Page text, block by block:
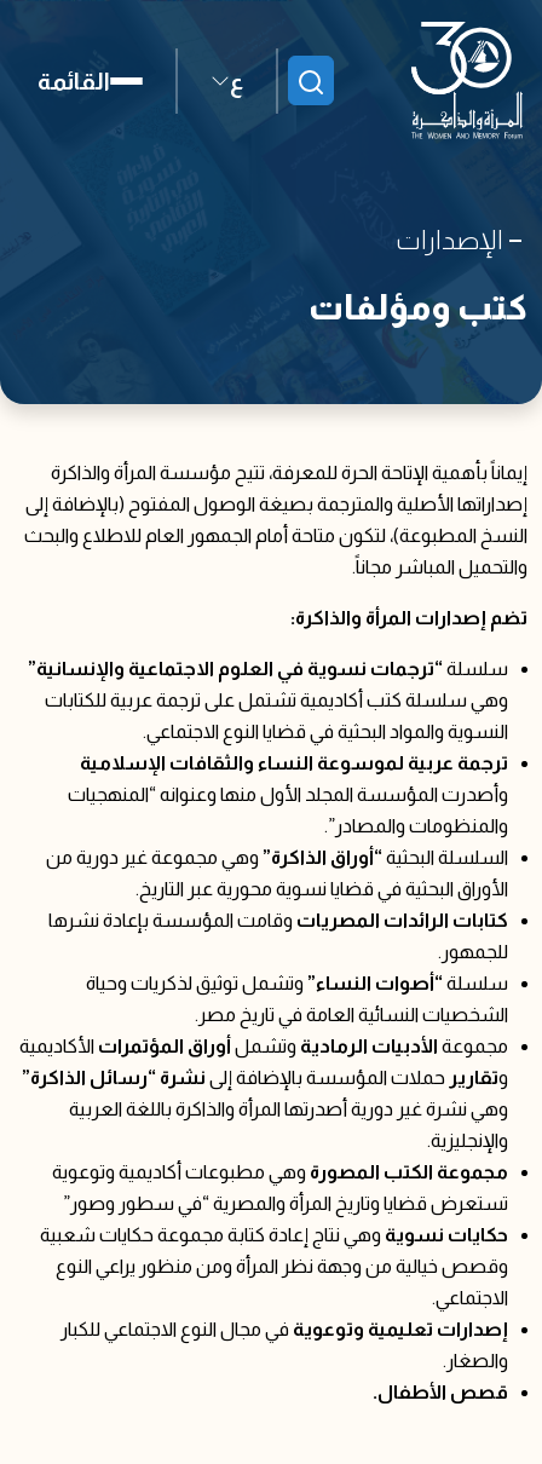
ع القائمة
الإصدارات
كتب ومؤلفات
إيماناً بأهمية الإتاحة الحرة للمعرفة، تتيح مؤسسة المرأة والذاكرة
إصداراتها الأصلية والمترجمة بصيغة الوصول المفتوح (بالإضافة إلى
النسخ المطبوعة)، لتكون متاحة أمام الجمهور العام للاطلاع والبحث
والتحميل المباشر مجاناً.
تضم إصدارات المرأة والذاكرة:
سلسلة “ترجمات نسوية في العلوم الاجتماعية والإنسانية”
وهي سلسلة كتب أكاديمية تشتمل على ترجمة عربية للكتابات
النسوية والمواد البحثية في قضايا النوع الاجتماعي.
ترجمة عربية لموسوعة النساء والثقافات الإسلامية
وأصدرت المؤسسة المجلد الأول منها وعنوانه “المنهجيات
والمنظومات والمصادر”.
السلسلة البحثية “أوراق الذاكرة” وهي مجموعة غير دورية من
الأوراق البحثية في قضايا نسوية محورية عبر التاريخ.
كتابات الرائدات المصريات وقامت المؤسسة بإعادة نشرها
للجمهور.
سلسلة “أصوات النساء” وتشمل توثيق لذكريات وحياة
الشخصيات النسائية العامة في تاريخ مصر.
مجموعة الأدبيات الرمادية وتشمل أوراق المؤتمرات الأكاديمية
وتقارير حملات المؤسسة بالإضافة إلى نشرة “رسائل الذاكرة”
وهي نشرة غير دورية أصدرتها المرأة والذاكرة باللغة العربية
والإنجليزية.
مجموعة الكتب المصورة وهي مطبوعات أكاديمية وتوعوية
تستعرض قضايا وتاريخ المرأة والمصرية “في سطور وصور”
حكايات نسوية وهي نتاج إعادة كتابة مجموعة حكايات شعبية
وقصص خيالية من وجهة نظر المرأة ومن منظور يراعي النوع
الاجتماعي.
إصدارات تعليمية وتوعوية في مجال النوع الاجتماعي للكبار
والصغار.
قصص الأطفال.